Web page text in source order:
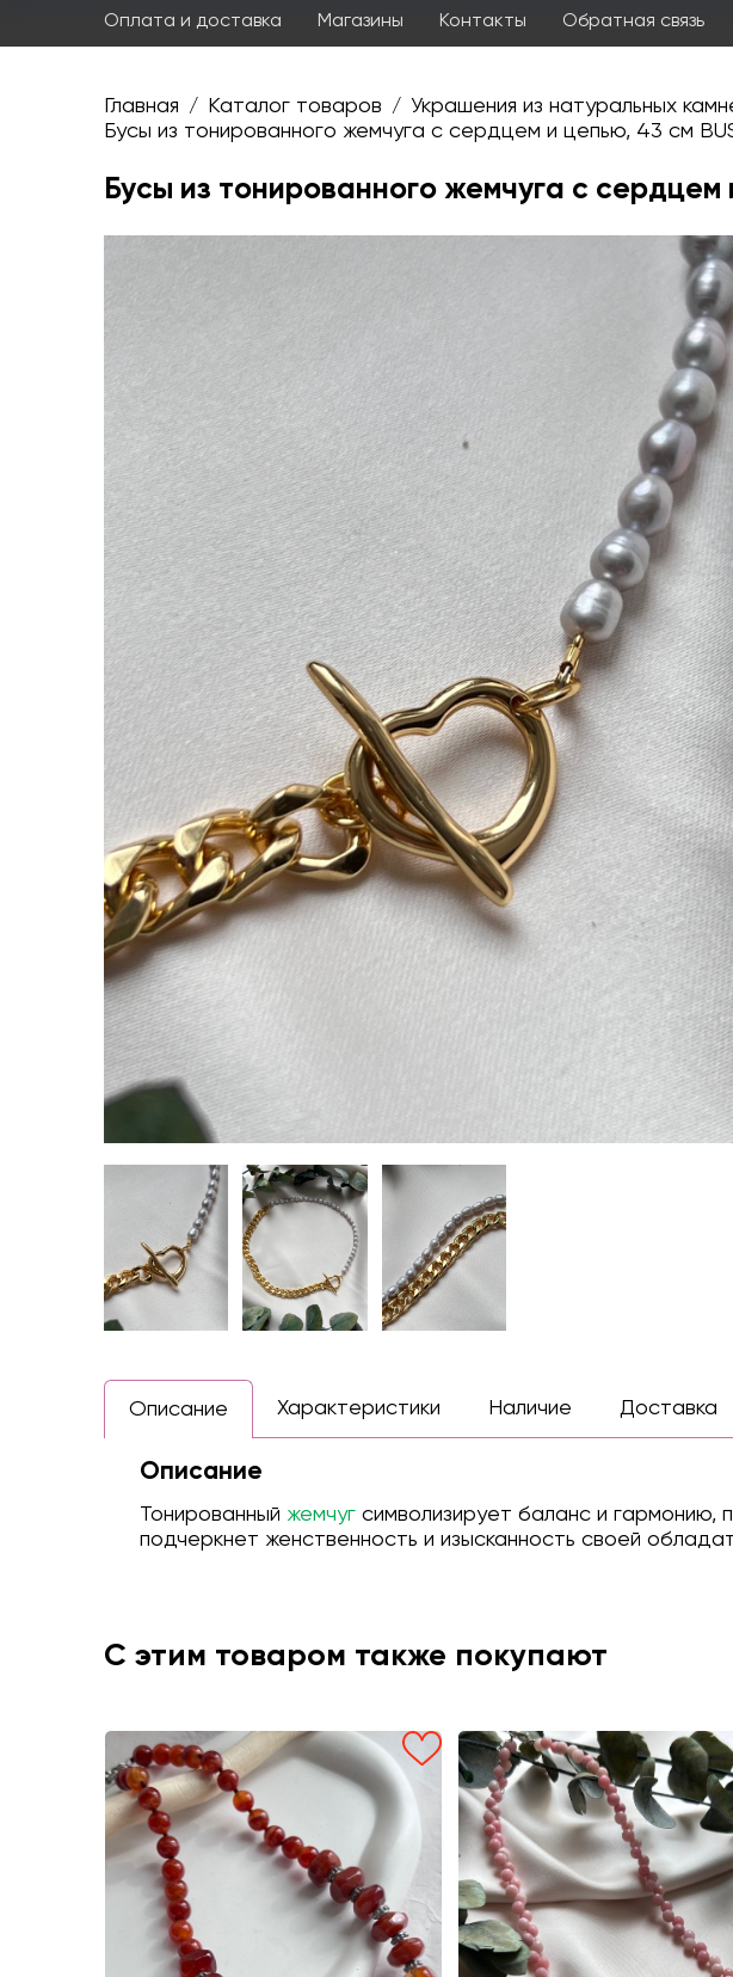
Оплата и доставка Магазины Контакты Обратная связь
Главная / Каталог товаров / Украшения из натуральных
Бусы из тонированного жемчуга с сердцем и цепью, 43 см
Бусы из тонированного жемчуга с сердцем
Описание Характеристики Наличие Доставка
Описание
Тонированный жемчуг символизирует баланс и гармонию,
подчеркнет женственность и изысканность своей
С этим товаром также покупают